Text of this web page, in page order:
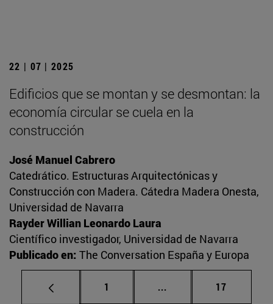
22 | 07 | 2025
Edificios que se montan y se desmontan: la
economía circular se cuela en la
construcción
José Manuel Cabrero
Catedrático. Estructuras Arquitectónicas y
Construcción con Madera. Cátedra Madera Onesta,
Universidad de Navarra
Rayder Willian Leonardo Laura
Científico investigador, Universidad de Navarra
Publicado en: The Conversation España y Europa
Página
1 ... Páginas intermedias
Página
17